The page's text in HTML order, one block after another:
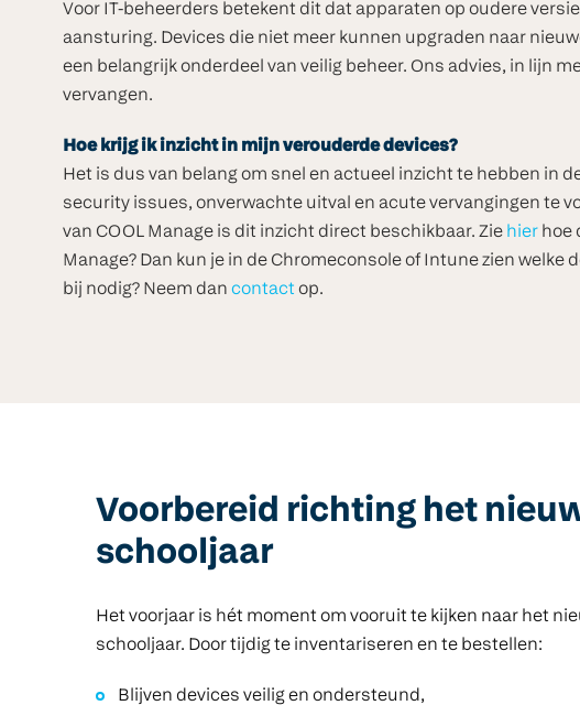
Voor IT-beheerders betekent dit dat apparaten op oudere
aansturing. Devices die niet meer kunnen upgraden naar
een belangrijk onderdeel van veilig beheer. Ons advies, in lijn
vervangen.
Hoe krijg ik inzicht in mijn verouderde devices?
Het is dus van belang om snel en actueel inzicht te hebben in
security issues, onverwachte uitval en acute vervangingen te
van COOL Manage is dit inzicht direct beschikbaar. Zie hier hoe
Manage? Dan kun je in de Chromeconsole of Intune zien
bij nodig? Neem dan contact op.
Voorbereid richting het
schooljaar
Het voorjaar is hét moment om vooruit te kijken naar het
schooljaar. Door tijdig te inventariseren en te bestellen:
Blijven devices veilig en ondersteund,